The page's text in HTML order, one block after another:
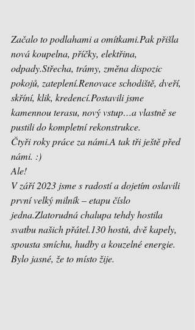
Začalo to podlahami a omítkami.Pak přišla
nová koupelna, příčky, elektřina,
odpady.Střecha, trámy, změna dispozic
pokojů, zateplení.Renovace schodiště, dveří,
skříní, klik, kredencí.Postavili jsme
kamennou terasu, nový vstup…a vlastně se
pustili do kompletní rekonstrukce.
Čtyři roky práce za námi.A tak tři ještě před
námi. :⁠)
Ale!
V září 2023 jsme s radostí a dojetím oslavili
první velký milník – etapu číslo
jedna.Zlatorudná chalupa tehdy hostila
svatbu našich přátel.130 hostů, dvě kapely,
spousta smíchu, hudby a kouzelné energie.
Bylo jasné, že to místo žije.